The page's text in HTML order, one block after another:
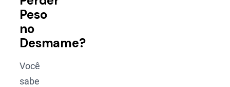
Peso
no
Desmame?
Você
sabe